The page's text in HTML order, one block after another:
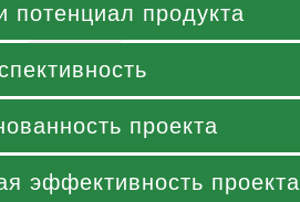
потенциал продукта
проекта
эффективность проекта